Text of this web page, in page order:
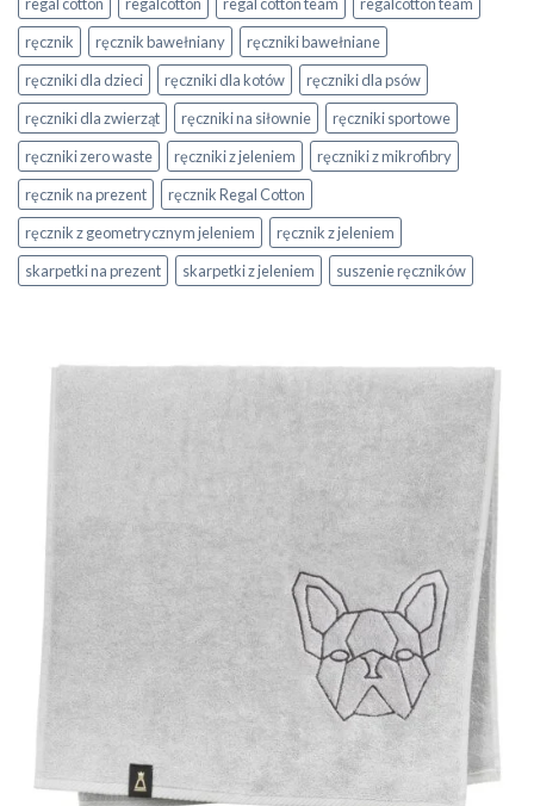
regal cotton
regalcotton regal cotton team
regalcotton team
ręcznik
ręcznik bawełniany
ręczniki bawełniane
ręczniki dla dzieci
ręczniki dla kotów
ręczniki dla psów
ręczniki dla zwierząt
ręczniki na siłownie
ręczniki sportowe
ręczniki zero waste
ręczniki z jeleniem
ręczniki z mikrofibry
ręcznik na prezent
ręcznik Regal Cotton
ręcznik z geometrycznym jeleniem
ręcznik z jeleniem
skarpetki na prezent
skarpetki z jeleniem suszenie ręczników